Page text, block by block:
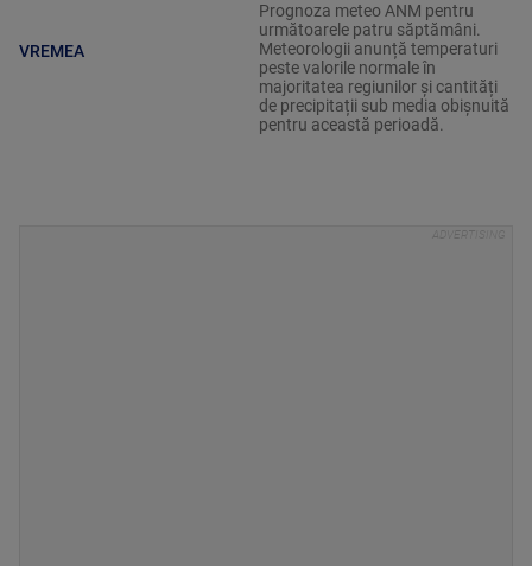
VREMEA
Prognoza meteo ANM pentru
următoarele patru săptămâni.
Meteorologii anunță temperaturi
peste valorile normale în
majoritatea regiunilor și cantități
de precipitații sub media obișnuită
pentru această perioadă.